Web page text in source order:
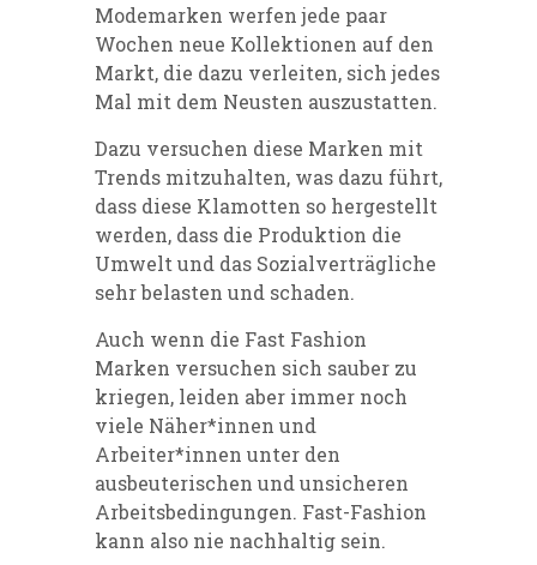
Modemarken werfen jede paar
Wochen neue Kollektionen auf den
Markt, die dazu verleiten, sich jedes
Mal mit dem Neusten auszustatten.
Dazu versuchen diese Marken mit
Trends mitzuhalten, was dazu führt,
dass diese Klamotten so hergestellt
werden, dass die Produktion die
Umwelt und das Sozialverträgliche
sehr belasten und schaden.
Auch wenn die Fast Fashion
Marken versuchen sich sauber zu
kriegen, leiden aber immer noch
viele Näher*innen und
Arbeiter*innen unter den
ausbeuterischen und unsicheren
Arbeitsbedingungen. Fast-Fashion
kann also nie nachhaltig sein.